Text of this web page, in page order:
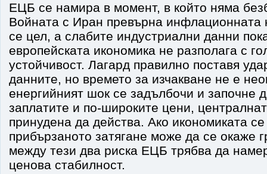
ЕЦБ се намира в момент, в който няма
Войната с Иран превърна инфлационната
се цел, а слабите индустриални данни
европейската икономика не разполага с
устойчивост. Лагард правилно поставя
данните, но времето за изчакване не е
енергийният шок се задълбочи и започне
заплатите и по-широките цени,
принудена да действа. Ако икономиката
прибързаното затягане може да се окаже
между тези два риска ЕЦБ трябва да
ценова стабилност.